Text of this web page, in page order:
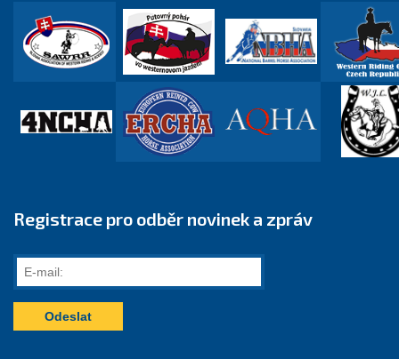
Registrace pro odběr novinek a zpráv
E-
mail: